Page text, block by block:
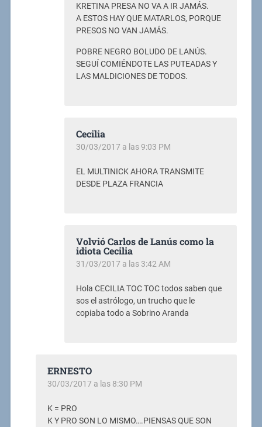
KRETINA PRESA NO VA A IR JAMÁS.
A ESTOS HAY QUE MATARLOS, PORQUE
PRESOS NO VAN JAMÁS.
POBRE NEGRO BOLUDO DE LANÚS.
SEGUÍ COMIÉNDOTE LAS PUTEADAS Y
LAS MALDICIONES DE TODOS.
Cecilia
30/03/2017 a las 9:03 PM
EL MULTINICK AHORA TRANSMITE
DESDE PLAZA FRANCIA
Volvió Carlos de Lanús como la
idiota Cecilia
31/03/2017 a las 3:42 AM
Hola CECILIA TOC TOC todos saben que
sos el astrólogo, un trucho que le
copiaba todo a Sobrino Aranda
ERNESTO
30/03/2017 a las 8:30 PM
K = PRO
K Y PRO SON LO MISMO….PIENSAS QUE SON